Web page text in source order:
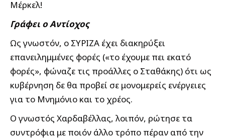
Γράφει ο Αντίοχος
Ως γνωστόν, ο ΣΥΡΙΖΑ έχει διακηρύξει
επανειλημμένες φορές («το έχουμε πει εκατό
φορές», φώναζε τις προάλλες ο Σταθάκης) ότι ως
κυβέρνηση δε θα προβεί σε μονομερείς ενέργειες
για το Μνημόνιο και το χρέος.
Ο γνωστός Χαρδαβέλλας, λοιπόν, ρώτησε τα
συντρόφια με ποιόν άλλο τρόπο πέραν από την